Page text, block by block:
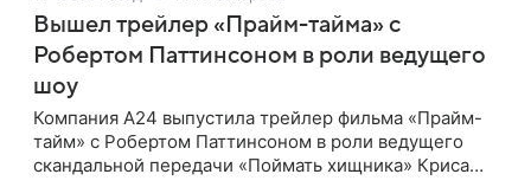
Вышел трейлер «Прайм-тайма» с
Робертом Паттинсоном в роли ведущего
шоу
Компания A24 выпустила трейлер фильма «Прайм-
тайм» с Робертом Паттинсоном в роли ведущего
скандальной передачи «Поймать хищника» Криса